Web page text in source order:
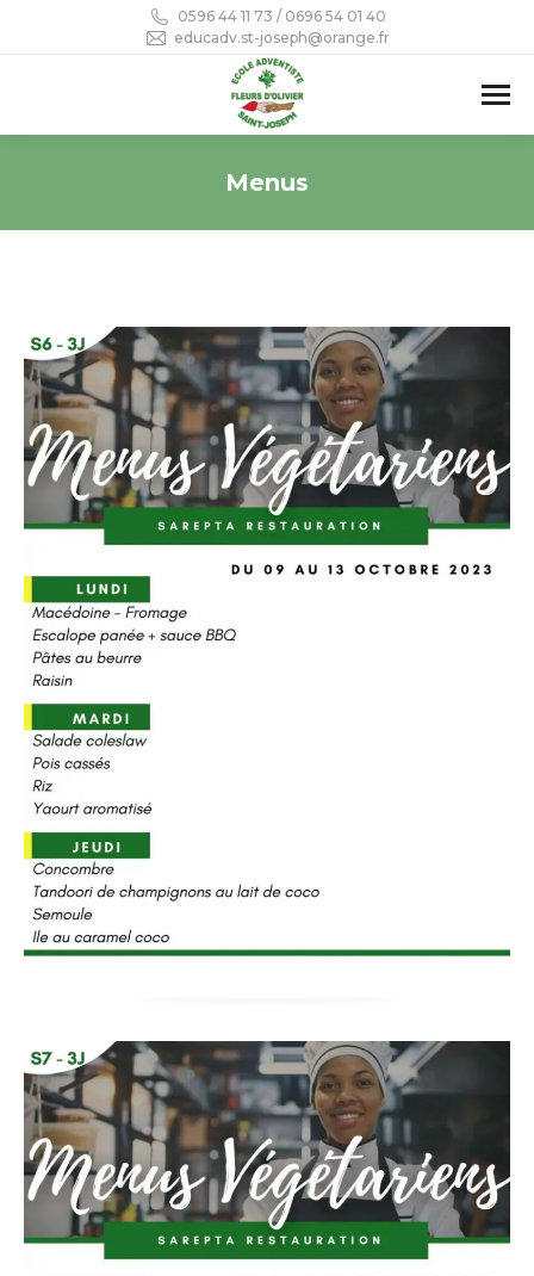
0596 44 11 73 / 0696 54 01 40
educadv.st-joseph@orange.fr
Menus